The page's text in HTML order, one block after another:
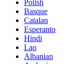
Polish
Basque
Catalan
Esperanto
Hindi
Lao
Albanian